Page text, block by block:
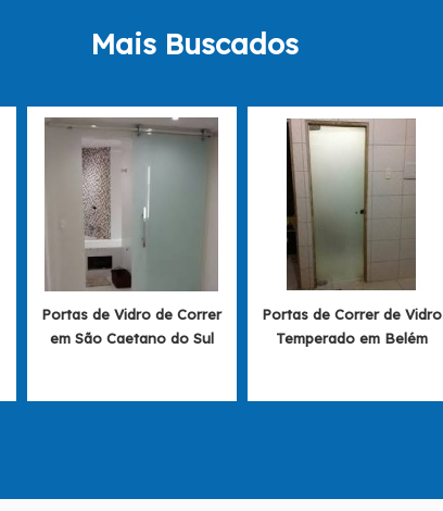
Mais Buscados
Portas de Vidro de Correr
em São Caetano do Sul
Portas de Correr de Vidro
Temperado em Belém